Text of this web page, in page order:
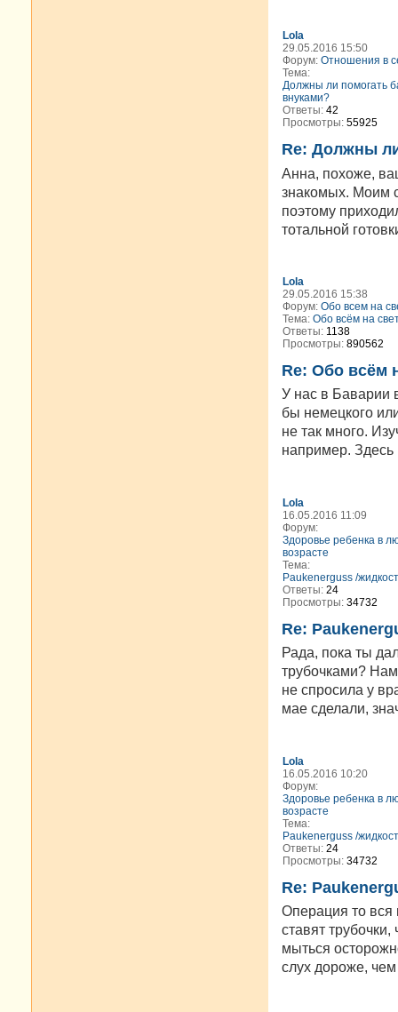
Lola
29.05.2016 15:50
Форум: Отношения в
Тема:
Должны ли помогать
внуками?
Ответы: 42
Просмотры: 55925
Re: Должны
Анна, похоже,
знакомых. Моим
поэтому
тотальной
Lola
29.05.2016 15:38
Форум: Обо всем на
Тема: Обо всём на
Ответы: 1138
Просмотры: 890562
Re: Обо всём
У нас в Баварии
бы немецкого
не так много.
например. Здесь
Lola
16.05.2016 11:09
Форум:
Здоровье ребенка в
возрасте
Тема:
Paukenerguss /
Ответы: 24
Просмотры: 34732
Re:
Рада, пока ты
трубочками?
не спросила у
мае сделали,
Lola
16.05.2016 10:20
Форум:
Здоровье ребенка в
возрасте
Тема:
Paukenerguss /
Ответы: 24
Просмотры: 34732
Re:
Операция то вся
ставят
мыться
слух дороже,